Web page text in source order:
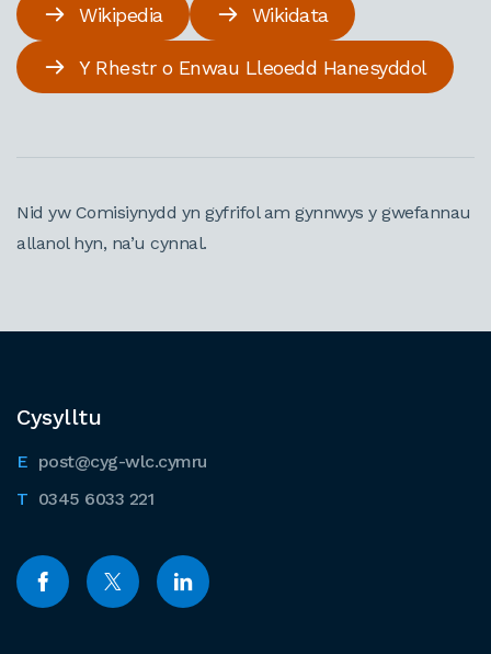
Wikipedia Wikidata
Y Rhestr o Enwau Lleoedd Hanesyddol
Nid yw Comisiynydd yn gyfrifol am gynnwys y gwefannau
allanol hyn, na’u cynnal.
Cysylltu
post@cyg-wlc.cymru
0345 6033 221